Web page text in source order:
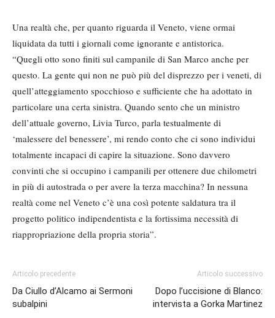
Una realtà che, per quanto riguarda il Veneto, viene ormai
liquidata da tutti i giornali come ignorante e antistorica.
“Quegli otto sono finiti sul campanile di San Marco anche per
questo. La gente qui non ne può più del disprezzo per i veneti, di
quell’atteggiamento spocchioso e sufficiente che ha adottato in
particolare una certa sinistra. Quando sento che un ministro
dell’attuale governo, Livia Turco, parla testualmente di
‘malessere del benessere’, mi rendo conto che ci sono individui
totalmente incapaci di capire la situazione. Sono davvero
convinti che si occupino i campanili per ottenere due chilometri
in più di autostrada o per avere la terza macchina? In nessuna
realtà come nel Veneto c’è una così potente saldatura tra il
progetto politico indipendentista e la fortissima necessità di
riappropriazione della propria storia”.
Articolo precedente
Da Ciullo d’Alcamo ai Sermoni
subalpini
Articolo successivo
Dopo l’uccisione di Blanco:
intervista a Gorka Martinez